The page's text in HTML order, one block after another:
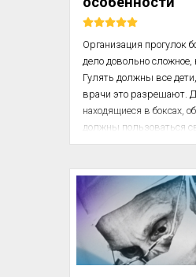
Организация прогулок
дело довольно сложное,
Гулять должны все
врачи это разрешают.
находящиеся в боксах,
должны пользоваться
воздухом.
Прогулка дозируется
а организуют ее
педагоги, если они есть.
детей на прогулку
принимает участие весь
(сестра, няня, педагог